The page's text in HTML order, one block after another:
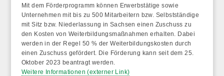
Mit dem Förderprogramm können Erwerbstätige sowie
Unternehmen mit bis zu 500 Mitarbeitern bzw. Selbstständige
mit Sitz bzw. Niederlassung in Sachsen einen Zuschuss zu
den Kosten von Weiterbildungsmaßnahmen erhalten. Dabei
werden in der Regel 50 % der Weiterbildungskosten durch
einen Zuschuss gefördert. Die Förderung kann seit dem 25.
Oktober 2023 beantragt werden.
Weitere Informationen (externer Link)